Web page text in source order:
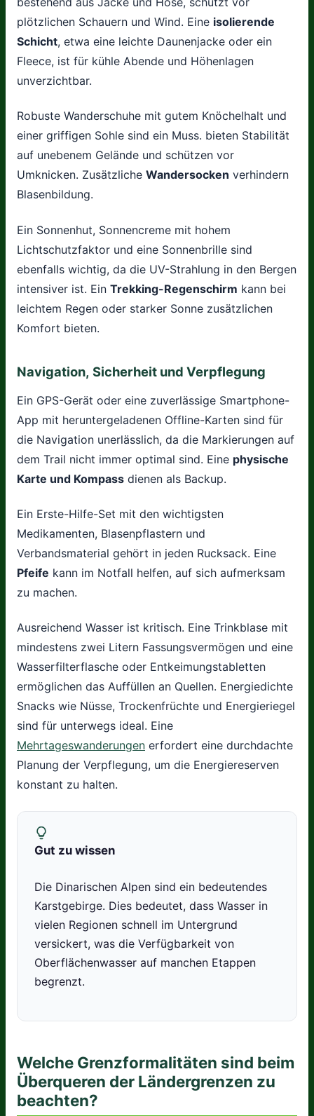
plötzlichen Schauern und Wind. Eine isolierende
Schicht, etwa eine leichte Daunenjacke oder ein
Fleece, ist für kühle Abende und Höhenlagen
unverzichtbar.
Robuste Wanderschuhe mit gutem Knöchelhalt und
einer griffigen Sohle sind ein Muss. bieten Stabilität
auf unebenem Gelände und schützen vor
Umknicken. Zusätzliche Wandersocken verhindern
Blasenbildung.
Ein Sonnenhut, Sonnencreme mit hohem
Lichtschutzfaktor und eine Sonnenbrille sind
ebenfalls wichtig, da die UV-Strahlung in den Bergen
intensiver ist. Ein Trekking-Regenschirm kann bei
leichtem Regen oder starker Sonne zusätzlichen
Komfort bieten.
Navigation, Sicherheit und Verpflegung
Ein GPS-Gerät oder eine zuverlässige Smartphone-
App mit heruntergeladenen Offline-Karten sind für
die Navigation unerlässlich, da die Markierungen auf
dem Trail nicht immer optimal sind. Eine physische
Karte und Kompass dienen als Backup.
Ein Erste-Hilfe-Set mit den wichtigsten
Medikamenten, Blasenpflastern und
Verbandsmaterial gehört in jeden Rucksack. Eine
Pfeife kann im Notfall helfen, auf sich aufmerksam
zu machen.
Ausreichend Wasser ist kritisch. Eine Trinkblase mit
mindestens zwei Litern Fassungsvermögen und eine
Wasserfilterflasche oder Entkeimungstabletten
ermöglichen das Auffüllen an Quellen. Energiedichte
Snacks wie Nüsse, Trockenfrüchte und Energieriegel
sind für unterwegs ideal. Eine
Mehrtageswanderungen erfordert eine durchdachte
Planung der Verpflegung, um die Energiereserven
konstant zu halten.
Gut zu wissen
Die Dinarischen Alpen sind ein bedeutendes
Karstgebirge. Dies bedeutet, dass Wasser in
vielen Regionen schnell im Untergrund
versickert, was die Verfügbarkeit von
Oberflächenwasser auf manchen Etappen
begrenzt.
Welche Grenzformalitäten sind beim
Überqueren der Ländergrenzen zu
beachten?